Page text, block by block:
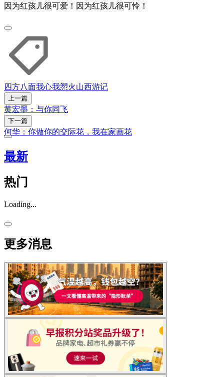
因为红孩儿很可爱！因为红孩儿很可怜！
四方八面我心我愬火山西游记
上一篇
黄宏墨：与你同飞
下一篇
何华：你做你的交际花，我在家画花
最新
热门
Loading...
更多消息